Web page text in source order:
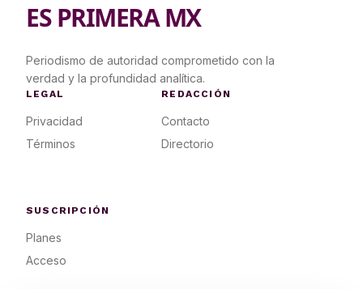
ES PRIMERA MX
Periodismo de autoridad comprometido con la
verdad y la profundidad analítica.
LEGAL
Privacidad
Términos
REDACCIÓN
Contacto
Directorio
SUSCRIPCIÓN
Planes
Acceso